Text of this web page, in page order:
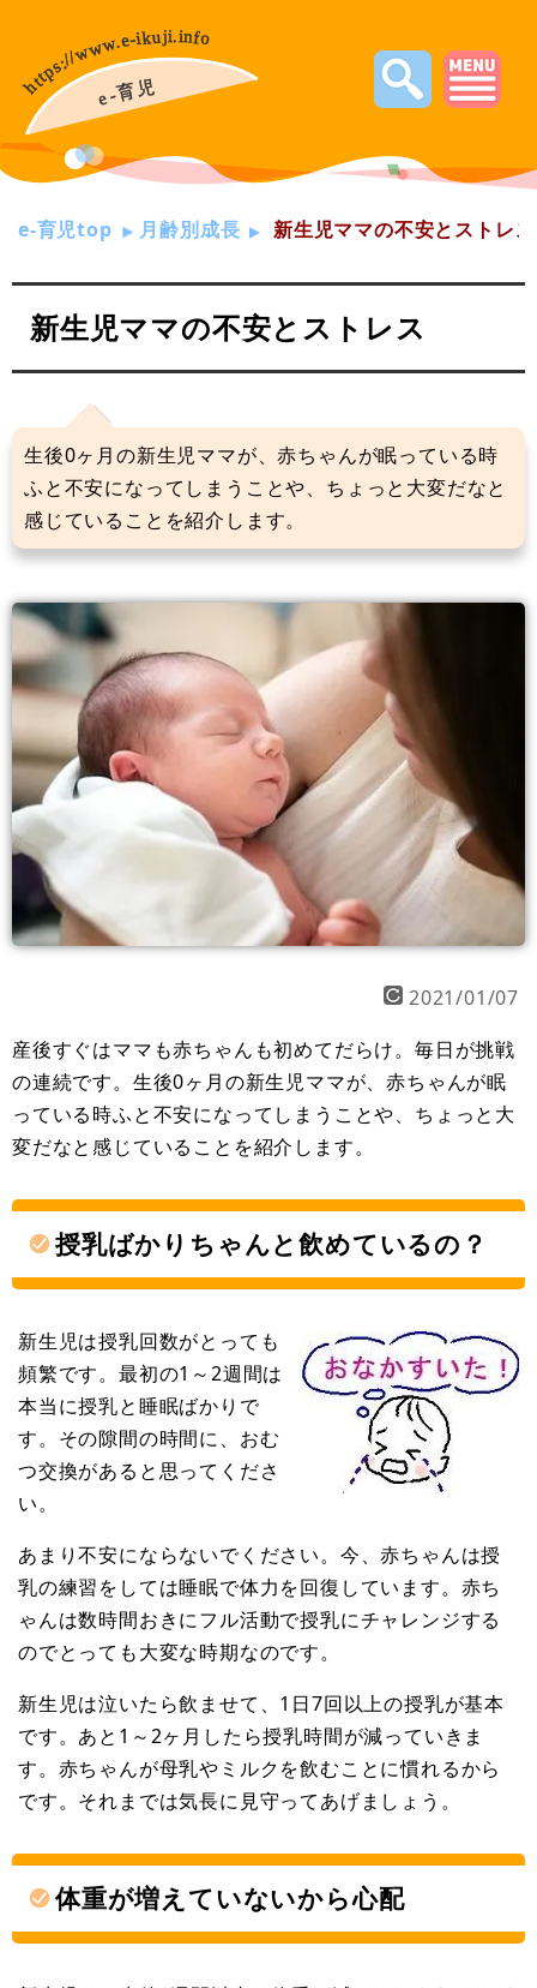
e-育児top 月齢別成長 新生児ママの不安とストレス
新生児ママの不安とストレス
生後0ヶ月の新生児ママが、赤ちゃんが眠っている時
ふと不安になってしまうことや、ちょっと大変だなと
感じていることを紹介します。
2021/01/07
産後すぐはママも赤ちゃんも初めてだらけ。毎日が挑戦
の連続です。生後0ヶ月の新生児ママが、赤ちゃんが眠
っている時ふと不安になってしまうことや、ちょっと大
変だなと感じていることを紹介します。
授乳ばかりちゃんと飲めているの？
新生児は授乳回数がとっても
頻繁です。最初の1～2週間は
本当に授乳と睡眠ばかりで
す。その隙間の時間に、おむ
つ交換があると思ってくださ
い。
あまり不安にならないでください。今、赤ちゃんは授
乳の練習をしては睡眠で体力を回復しています。赤ち
ゃんは数時間おきにフル活動で授乳にチャレンジする
のでとっても大変な時期なのです。
新生児は泣いたら飲ませて、1日7回以上の授乳が基本
です。あと1～2ヶ月したら授乳時間が減っていきま
す。赤ちゃんが母乳やミルクを飲むことに慣れるから
です。それまでは気長に見守ってあげましょう。
体重が増えていないから心配